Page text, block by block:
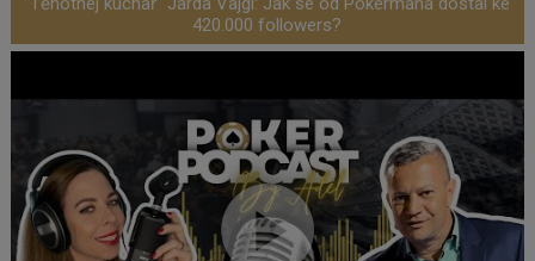
420.000 followers?